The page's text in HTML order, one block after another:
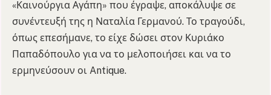
«Καινούργια Αγάπη» που έγραψε, αποκάλυψε σε
συνέντευξή της η Ναταλία Γερμανού. Το τραγούδι,
όπως επεσήμανε, το είχε δώσει στον Κυριάκο
Παπαδόπουλο για να το μελοποιήσει και να το
ερμηνεύσουν οι Antique.